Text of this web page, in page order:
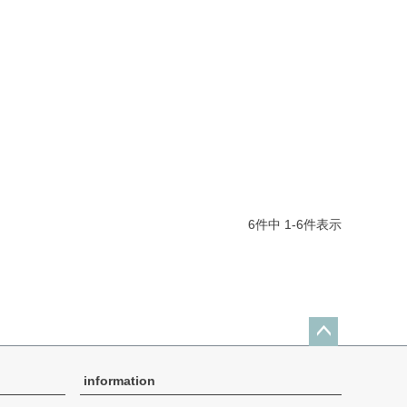
6件中 1-6件表示
ップ
information